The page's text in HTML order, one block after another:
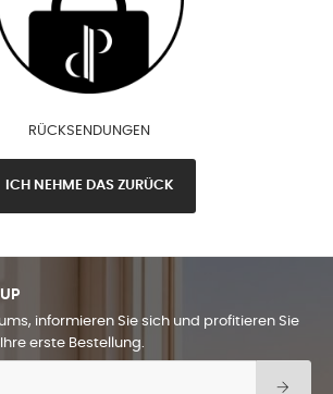
RÜCKSENDUNGEN
ICH NEHME DAS ZURÜCK
informieren Sie sich und profitieren Sie
erste Bestellung.